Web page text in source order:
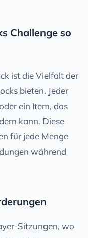
Challenge so
ist die Vielfalt der
bieten. Jeder
ein Item, das
kann. Diese
für jede Menge
während
Sitzungen, wo